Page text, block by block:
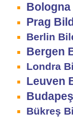
Prag
Berlin
Bergen
Londra
Leuven
Bükreş